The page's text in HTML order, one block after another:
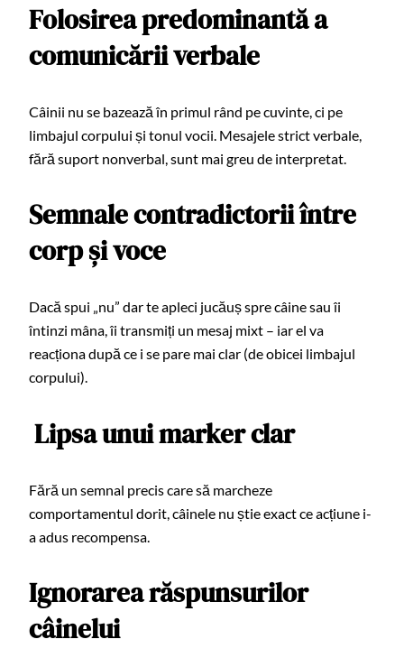
Folosirea predominantă a
comunicării verbale
Câinii nu se bazează în primul rând pe cuvinte, ci pe
limbajul corpului și tonul vocii. Mesajele strict verbale,
fără suport nonverbal, sunt mai greu de interpretat.
Semnale contradictorii între
corp și voce
Dacă spui „nu” dar te apleci jucăuș spre câine sau îi
întinzi mâna, îi transmiți un mesaj mixt – iar el va
reacționa după ce i se pare mai clar (de obicei limbajul
corpului).
Lipsa unui marker clar
Fără un semnal precis care să marcheze
comportamentul dorit, câinele nu știe exact ce acțiune i-
a adus recompensa.
Ignorarea răspunsurilor
câinelui